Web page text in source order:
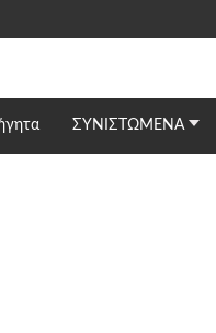
ΣΥΝΙΣΤΩΜΕΝΑ